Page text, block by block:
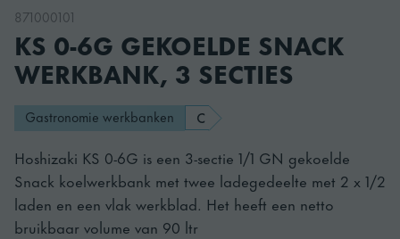
871000101
KS 0-6G GEKOELDE SNACK
WERKBANK, 3 SECTIES
Gastronomie werkbanken C
Hoshizaki KS 0-6G is een 3-sectie 1/1 GN gekoelde
Snack koelwerkbank met twee ladegedeelte met 2 x 1/2
laden en een vlak werkblad. Het heeft een netto
bruikbaar volume van 90 ltr